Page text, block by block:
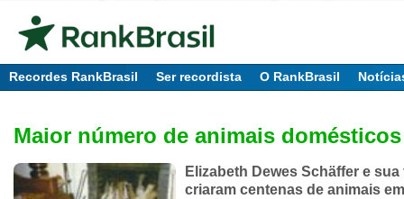
Recordes RankBrasil Ser recordista O RankBrasil
Maior número de animais domésticos
Elizabeth Dewes Schäffer e sua
criaram centenas de animais